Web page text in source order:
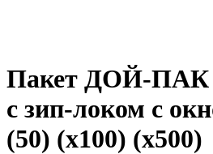
Пакет ДОЙ-ПАК
с зип-локом с
(50) (х100) (х500)